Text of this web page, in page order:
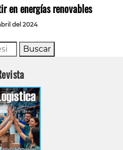
en energías renovables
del 2024
Buscar